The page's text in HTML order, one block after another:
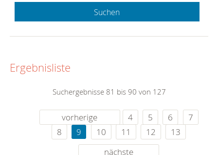
Suchen
Ergebnisliste
Suchergebnisse 81 bis 90 von 127
vorherige 4 5 6
7
8
9 10 11 12
13
nächste